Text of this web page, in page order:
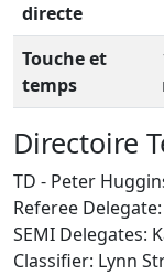
directe
Touche et
temps
Directoire
TD - Peter
Referee
SEMI Delegates:
Classifier: Lynn